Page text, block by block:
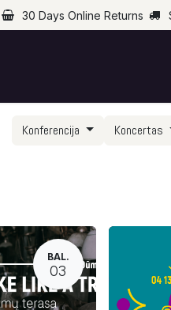
30 Days Online Returns
Konferencija Koncertas
BAL.
03